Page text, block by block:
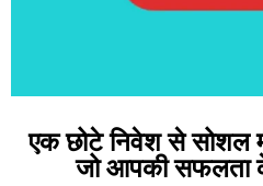
एक छोटे निवेश से सोशल
जो आपकी सफलता